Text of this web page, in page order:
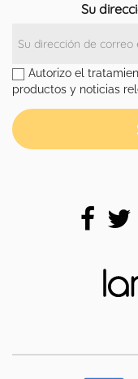
Su
Autorizo el
productos y noticias